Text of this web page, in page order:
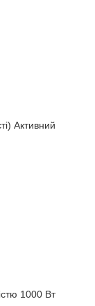
Активний
1000 Вт